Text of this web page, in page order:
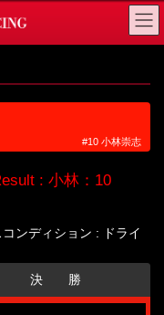
#10 小林崇志
: 小林：10
ンディション : ドライ
決 勝